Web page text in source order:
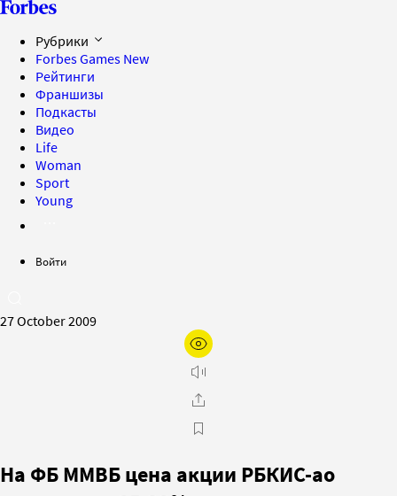
Рубрики
Forbes Games New
Рейтинги
Франшизы
Подкасты
Видео
Life
Woman
Sport
Young
Войти
27 October 2009
На ФБ ММВБ цена акции РБКИС-ао